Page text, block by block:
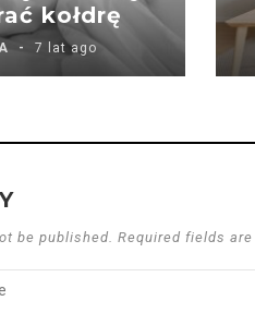
kołdrę
7 lat ago
be published. Required fields